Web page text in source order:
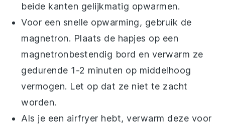
beide kanten gelijkmatig opwarmen.
Voor een snelle opwarming, gebruik de
magnetron. Plaats de hapjes op een
magnetronbestendig bord en verwarm ze
gedurende 1-2 minuten op middelhoog
vermogen. Let op dat ze niet te zacht
worden.
Als je een airfryer hebt, verwarm deze voor